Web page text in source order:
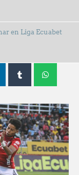
en Liga Ecuabet